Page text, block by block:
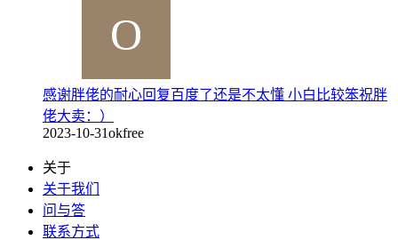
感谢胖佬的耐心回复百度了还是不太懂 小白比较笨祝胖
佬大卖：）
2023-10-31okfree
关于
关于我们
问与答
联系方式